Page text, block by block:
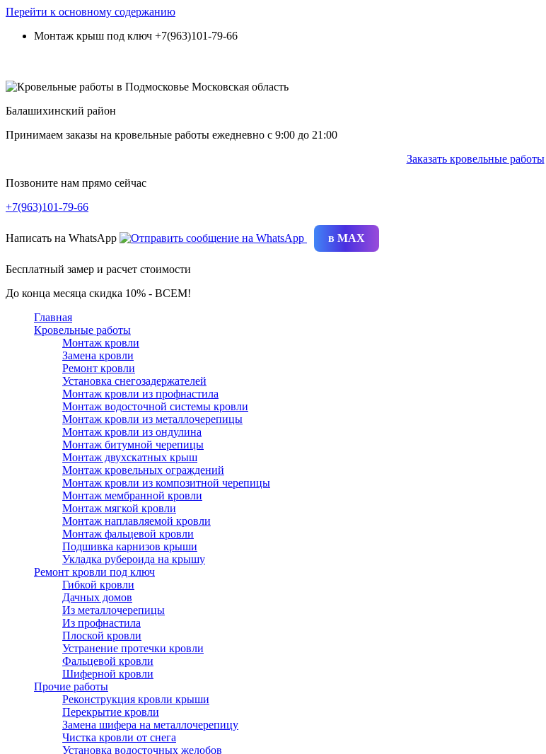
Перейти к основному содержанию
Монтаж крыш под ключ +7(963)101-79-66
Балашихинский район
Принимаем заказы на кровельные работы ежедневно c 9:00 до 21:00
Заказать кровельные работы
Позвоните нам прямо сейчас
+7(963)101-79-66
Написать на WhatsApp в MAX
Бесплатный замер и расчет стоимости
До конца месяца скидка 10% - ВСЕМ!
Главная
Кровельные работы
Монтаж кровли
Замена кровли
Ремонт кровли
Установка снегозадержателей
Монтаж кровли из профнастила
Монтаж водосточной системы кровли
Монтаж кровли из металлочерепицы
Монтаж кровли из ондулина
Монтаж битумной черепицы
Монтаж двухскатных крыш
Монтаж кровельных ограждений
Монтаж кровли из композитной черепицы
Монтаж мембранной кровли
Монтаж мягкой кровли
Монтаж наплавляемой кровли
Монтаж фальцевой кровли
Подшивка карнизов крыши
Укладка рубероида на крышу
Ремонт кровли под ключ
Гибкой кровли
Дачных домов
Из металлочерепицы
Из профнастила
Плоской кровли
Устранение протечки кровли
Фальцевой кровли
Шиферной кровли
Прочие работы
Реконструкция кровли крыши
Перекрытие кровли
Замена шифера на металлочерепицу
Чистка кровли от снега
Установка водосточных желобов